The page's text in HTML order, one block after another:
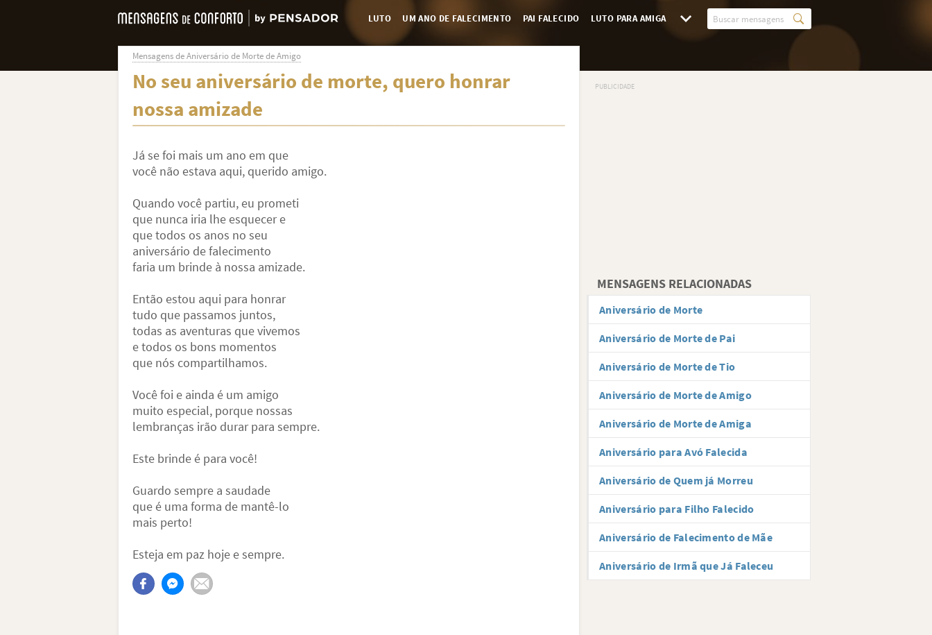
LUTO UM ANO DE FALECIMENTO PAI FALECIDO LUTO PARA AMIGA
Mensagens de Aniversário de Morte de Amigo
No seu aniversário de morte, quero honrar
nossa amizade
Já se foi mais um ano em que
você não estava aqui, querido amigo.
Quando você partiu, eu prometi
que nunca iria lhe esquecer e
que todos os anos no seu
aniversário de falecimento
faria um brinde à nossa amizade.
Então estou aqui para honrar
tudo que passamos juntos,
todas as aventuras que vivemos
e todos os bons momentos
que nós compartilhamos.
Você foi e ainda é um amigo
muito especial, porque nossas
lembranças irão durar para sempre.
Este brinde é para você!
Guardo sempre a saudade
que é uma forma de mantê-lo
mais perto!
Esteja em paz hoje e sempre.
MENSAGENS RELACIONADAS
Aniversário de Morte
Aniversário de Morte de Pai
Aniversário de Morte de Tio
Aniversário de Morte de Amigo
Aniversário de Morte de Amiga
Aniversário para Avó Falecida
Aniversário de Quem já Morreu
Aniversário para Filho Falecido
Aniversário de Falecimento de Mãe
Aniversário de Irmã que Já Faleceu